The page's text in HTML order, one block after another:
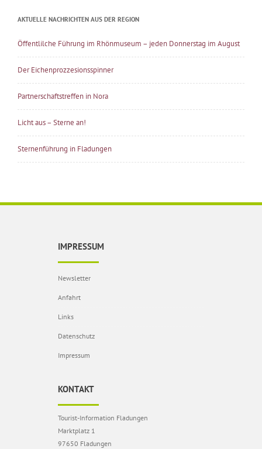
AKTUELLE NACHRICHTEN AUS DER REGION
Öffentlilche Führung im Rhönmuseum – jeden Donnerstag im August
Der Eichenprozzesionsspinner
Partnerschaftstreffen in Nora
Licht aus – Sterne an!
Sternenführung in Fladungen
IMPRESSUM
Newsletter
Anfahrt
Links
Datenschutz
Impressum
KONTAKT
Tourist-Information Fladungen
Marktplatz 1
97650 Fladungen